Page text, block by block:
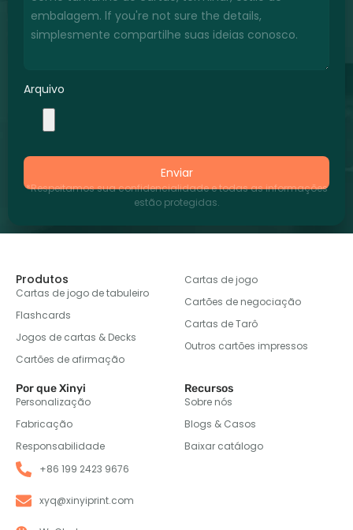
Arquivo
Enviar
*Respeitamos sua confidencialidade e todas as informações
estão protegidas.
Produtos
Cartas de jogo de tabuleiro
Flashcards
Jogos de cartas & Decks
Cartões de afirmação
Cartas de jogo
Cartões de negociação
Cartas de Tarô
Outros cartões impressos
Por que Xinyi
Personalização
Fabricação
Responsabilidade
Recursos
Sobre nós
Blogs & Casos
Baixar catálogo
+86 199 2423 9676
xyq@xinyiprint.com